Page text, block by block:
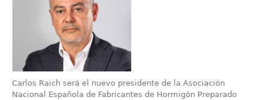
Carlos Raich será el nuevo presidente de la Asociación
Nacional Española de Fabricantes de Hormigón Preparado